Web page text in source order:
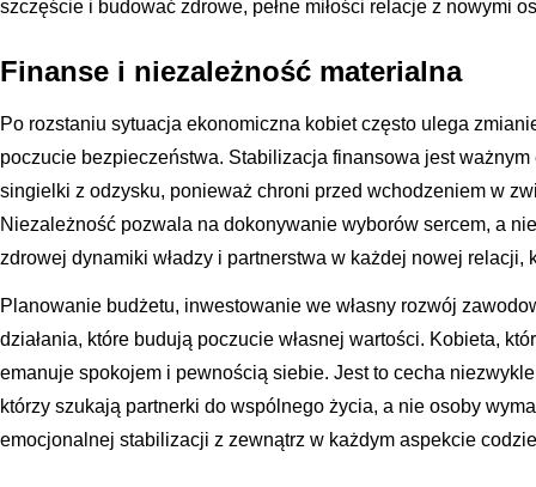
szczęście i budować zdrowe, pełne miłości relacje z nowymi
Finanse i niezależność materialna
Po rozstaniu sytuacja ekonomiczna kobiet często ulega
poczucie bezpieczeństwa. Stabilizacja finansowa jest
singielki z odzysku, ponieważ chroni przed wchodzeniem w
Niezależność pozwala na dokonywanie wyborów sercem, a
zdrowej dynamiki władzy i partnerstwa w każdej nowej relacji,
Planowanie budżetu, inwestowanie we własny rozwój
działania, które budują poczucie własnej wartości. Kobieta,
emanuje spokojem i pewnością siebie. Jest to cecha
którzy szukają partnerki do wspólnego życia, a nie osoby
emocjonalnej stabilizacji z zewnątrz w każdym aspekcie